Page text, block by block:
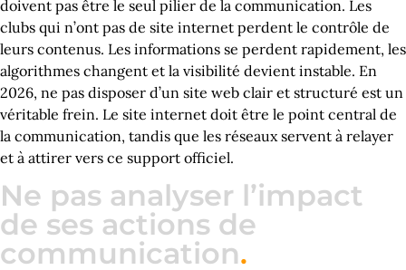
doivent pas être le seul pilier de la communication. Les
clubs qui n’ont pas de site internet perdent le contrôle de
leurs contenus. Les informations se perdent rapidement, les
algorithmes changent et la visibilité devient instable. En
2026, ne pas disposer d’un site web clair et structuré est un
véritable frein. Le site internet doit être le point central de
la communication, tandis que les réseaux servent à relayer
et à attirer vers ce support officiel.
Ne pas analyser l’impact
de ses actions de
communication.